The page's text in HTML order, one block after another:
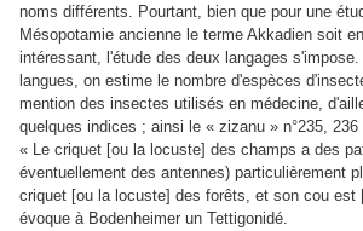
noms différents. Pourtant, bien que pour une
Mésopotamie ancienne le terme Akkadien soit
intéressant, l'étude des deux langages
langues, on estime le nombre d'espèces
mention des insectes utilisés en médecine,
quelques indices ; ainsi le « zizanu » n°235, 236
« Le criquet [ou la locuste] des champs a des
éventuellement des antennes) particulièrement
criquet [ou la locuste] des forêts, et son cou est
évoque à Bodenheimer un Tettigonidé.